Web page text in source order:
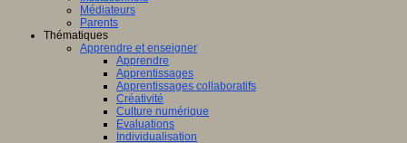
Médiateurs
Parents
Thématiques
Apprendre et enseigner
Apprendre
Apprentissages
Apprentissages collaboratifs
Créativité
Culture numérique
Evaluations
Individualisation